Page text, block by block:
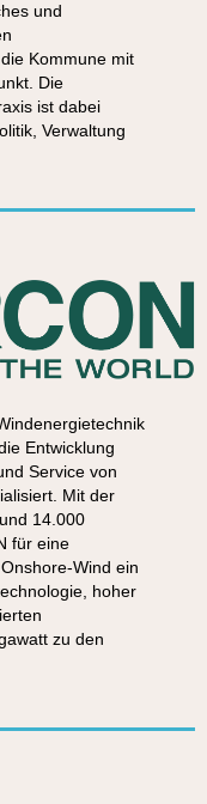
und
Kommune mit
Die
ist dabei
Verwaltung
Entwicklung
Service von
Mit der
14.000
für eine
Wind ein
hoher
zu den